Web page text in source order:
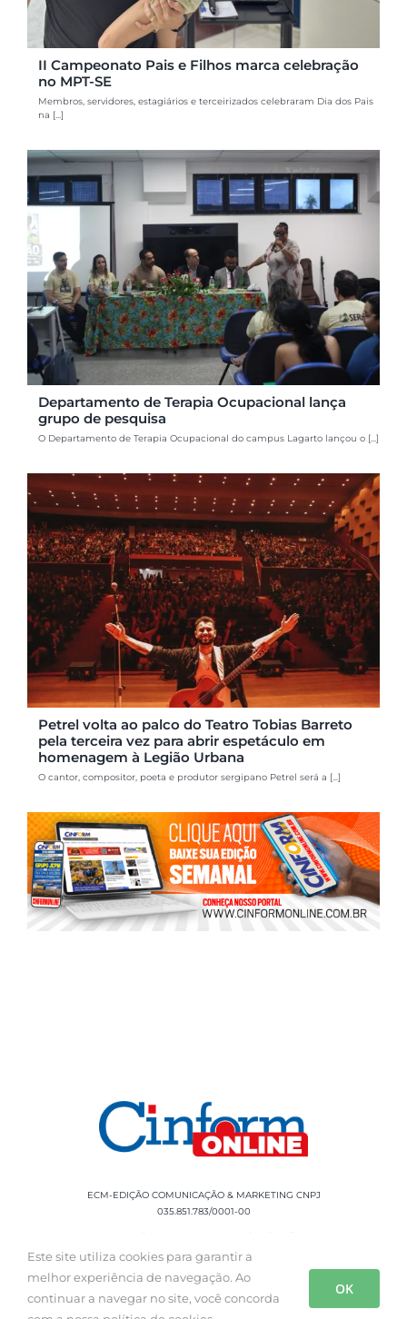
II Campeonato Pais e Filhos marca celebração
no MPT-SE
Membros, servidores, estagiários e terceirizados celebraram Dia dos Pais
na [...]
Departamento de Terapia Ocupacional lança
grupo de pesquisa
O Departamento de Terapia Ocupacional do campus Lagarto lançou o [...]
Petrel volta ao palco do Teatro Tobias Barreto
pela terceira vez para abrir espetáculo em
homenagem à Legião Urbana
O cantor, compositor, poeta e produtor sergipano Petrel será a [...]
ECM-EDIÇÃO COMUNICAÇÃO & MARKETING CNPJ
035.851.783/0001-00
Rua Sílvio Cesar Leite, 90 Salgado Filho -
Aracaju, SE, CEP: 49020-060 Fone: +55 79
Este site utiliza cookies para garantir a
melhor experiência de navegação. Ao
continuar a navegar no site, você concorda
OK